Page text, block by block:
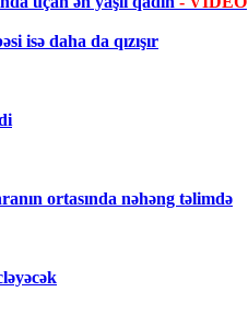
isə daha da qızışır
ortasında nəhəng təlimdə